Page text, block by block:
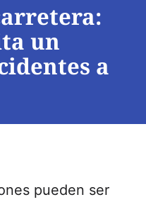
un
a
pueden ser